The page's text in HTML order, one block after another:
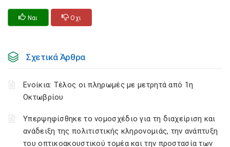
Ναι Οχι
Σχετικά Άρθρα
Ενοίκια: Τέλος οι πληρωμές με μετρητά από 1η
Οκτωβρίου
Υπερψηφίσθηκε το νομοσχέδιο για τη διαχείριση και
ανάδειξη της πολιτιστικής κληρονομιάς, την ανάπτυξη
του οπτικοακουστικού τομέα και την προστασία των